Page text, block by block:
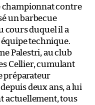
championnat contre
un barbecue
cours duquel il a
technique.
Palestri, au club
Cellier, cumulant
préparateur
deux ans, a lui
actuellement, tous